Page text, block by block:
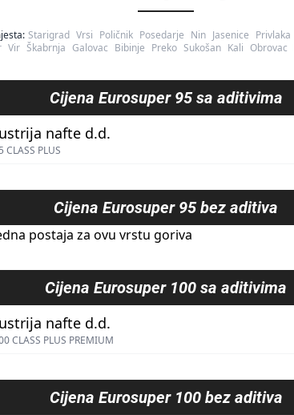
Starigrad Vrsi Poličnik Posedarje Nin Jasenice Privlaka
Vir Škabrnja Galovac Bibinje Preko Sukošan Kali Obrovac
Cijena Eurosuper 95 sa aditivima
nafte d.d.
CLASS PLUS
Cijena Eurosuper 95 bez aditiva
postaja za ovu vrstu goriva
Cijena Eurosuper 100 sa aditivima
nafte d.d.
CLASS PLUS PREMIUM
Cijena Eurosuper 100 bez aditiva